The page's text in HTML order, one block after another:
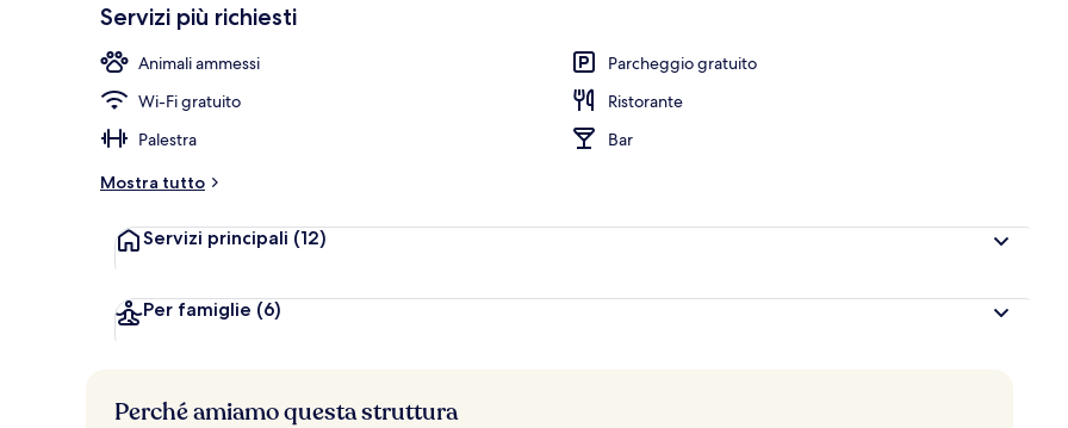
Servizi più richiesti
Animali ammessi
Parcheggio gratuito
Wi-Fi gratuito
Ristorante
Palestra
Bar
Mostra tutto
Servizi principali (12)
Per famiglie (6)
Perché amiamo questa struttura